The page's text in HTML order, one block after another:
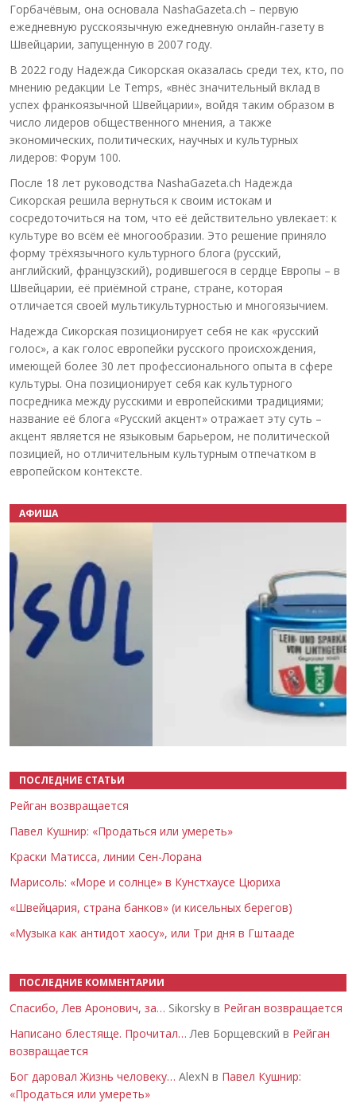
Горбачёвым, она основала NashaGazeta.ch – первую
ежедневную русскоязычную ежедневную онлайн-газету в
Швейцарии, запущенную в 2007 году.
В 2022 году Надежда Сикорская оказалась среди тех, кто, по
мнению редакции Le Temps, «внёс значительный вклад в
успех франкоязычной Швейцарии», войдя таким образом в
число лидеров общественного мнения, а также
экономических, политических, научных и культурных
лидеров: Форум 100.
После 18 лет руководства NashaGazeta.ch Надежда
Сикорская решила вернуться к своим истокам и
сосредоточиться на том, что её действительно увлекает: к
культуре во всём её многообразии. Это решение приняло
форму трёхязычного культурного блога (русский,
английский, французский), родившегося в сердце Европы – в
Швейцарии, её приёмной стране, стране, которая
отличается своей мультикультурностью и многоязычием.
Надежда Сикорская позиционирует себя не как «русский
голос», а как голос европейки русского происхождения,
имеющей более 30 лет профессионального опыта в сфере
культуры. Она позиционирует себя как культурного
посредника между русскими и европейскими традициями;
название её блога «Русский акцент» отражает эту суть –
акцент является не языковым барьером, не политической
позицией, но отличительным культурным отпечатком в
европейском контексте.
АФИША
ПОСЛЕДНИЕ СТАТЬИ
Рейган возвращается
Павел Кушнир: «Продаться или умереть»
Краски Матисса, линии Сен-Лорана
Марисоль: «Море и солнце» в Кунстхаусе Цюриха
«Швейцария, страна банков» (и кисельных берегов)
«Музыка как антидот хаосу», или Три дня в Гштааде
ПОСЛЕДНИЕ КОММЕНТАРИИ
Спасибо, Лев Аронович, за… Sikorsky в Рейган возвращается
Написано блестяще. Прочитал… Лев Борщевский в Рейган
возвращается
Бог даровал Жизнь человеку… AlexN в Павел Кушнир:
«Продаться или умереть»